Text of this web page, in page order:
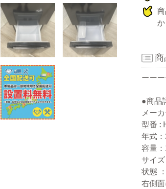
商
ーー
●商品
メー
型番 :
年式
容量
サイ
状態
右側